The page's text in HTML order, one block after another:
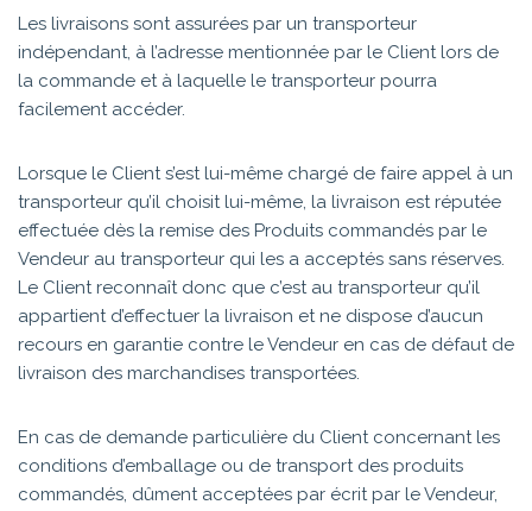
Les livraisons sont assurées par un transporteur
indépendant, à l’adresse mentionnée par le Client lors de
la commande et à laquelle le transporteur pourra
facilement accéder.
Lorsque le Client s’est lui-même chargé de faire appel à un
transporteur qu’il choisit lui-même, la livraison est réputée
effectuée dès la remise des Produits commandés par le
Vendeur au transporteur qui les a acceptés sans réserves.
Le Client reconnaît donc que c’est au transporteur qu’il
appartient d’effectuer la livraison et ne dispose d’aucun
recours en garantie contre le Vendeur en cas de défaut de
livraison des marchandises transportées.
En cas de demande particulière du Client concernant les
conditions d’emballage ou de transport des produits
commandés, dûment acceptées par écrit par le Vendeur,